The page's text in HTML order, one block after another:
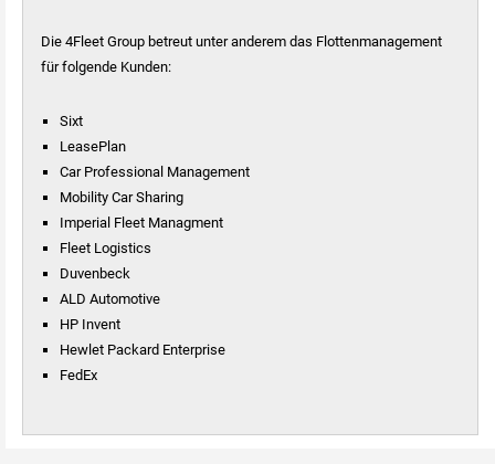
Die 4Fleet Group betreut unter anderem das Flottenmanagement
für folgende Kunden:
Sixt
LeasePlan
Car Professional Management
Mobility Car Sharing
Imperial Fleet Managment
Fleet Logistics
Duvenbeck
ALD Automotive
HP Invent
Hewlet Packard Enterprise
FedEx